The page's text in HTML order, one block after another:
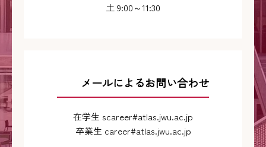
土 9:00～11:30
メールによるお問い合わせ
在学生 scareer#atlas.jwu.ac.jp
卒業生 career#atlas.jwu.ac.jp